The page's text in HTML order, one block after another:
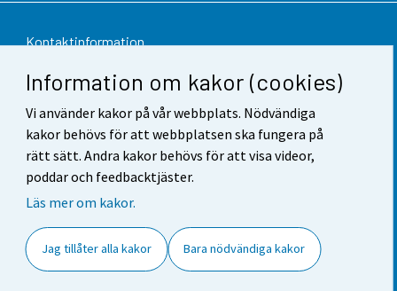
Information om kakor (cookies)
Vi använder kakor på vår webbplats. Nödvändiga
kakor behövs för att webbplatsen ska fungera på
rätt sätt. Andra kakor behövs för att visa videor,
poddar och feedbacktjäster.
Läs mer om kakor.
Jag tillåter alla kakor Bara nödvändiga kakor
Kontaktinformation
Respons
Användarvillkor
Dataskydd
Tillgänglighet
Cookie-inställningar